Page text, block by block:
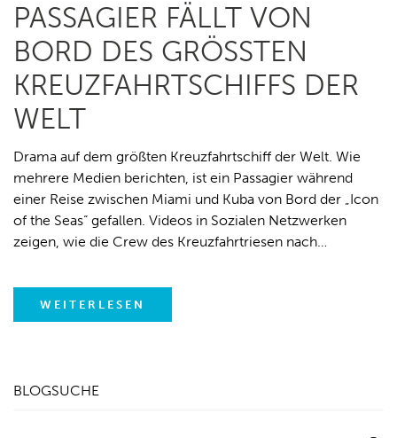
PASSAGIER FÄLLT VON
BORD DES GRÖSSTEN K
REUZFAHRTSCHIFFS DER W
ELT
Drama auf dem größten Kreuzfahrtschiff der Welt. Wie
mehrere Medien berichten, ist ein Passagier während
einer Reise zwischen Miami und Kuba von Bord der „Icon
of the Seas“ gefallen. Videos in Sozialen Netzwerken
zeigen, wie die Crew des Kreuzfahrtriesen nach…
WEITERLESEN
BLOGSUCHE